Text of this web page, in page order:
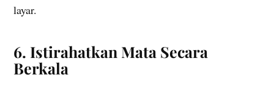
layar.
6. Istirahatkan Mata Secara
Berkala